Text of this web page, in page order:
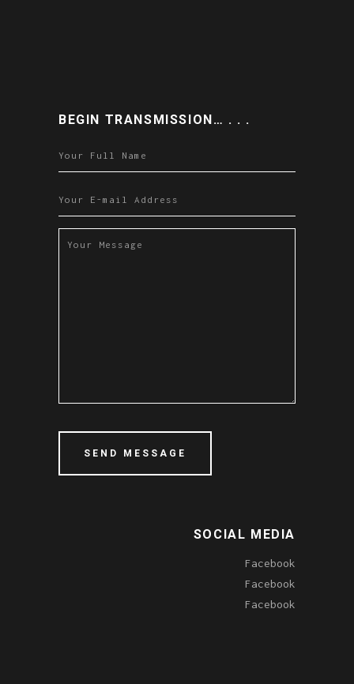
BEGIN TRANSMISSION… . . .
SOCIAL MEDIA
Facebook
Facebook
Facebook